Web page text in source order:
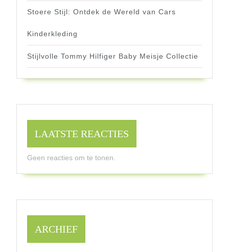
Stoere Stijl: Ontdek de Wereld van Cars
Kinderkleding
Stijlvolle Tommy Hilfiger Baby Meisje Collectie
LAATSTE REACTIES
Geen reacties om te tonen.
ARCHIEF